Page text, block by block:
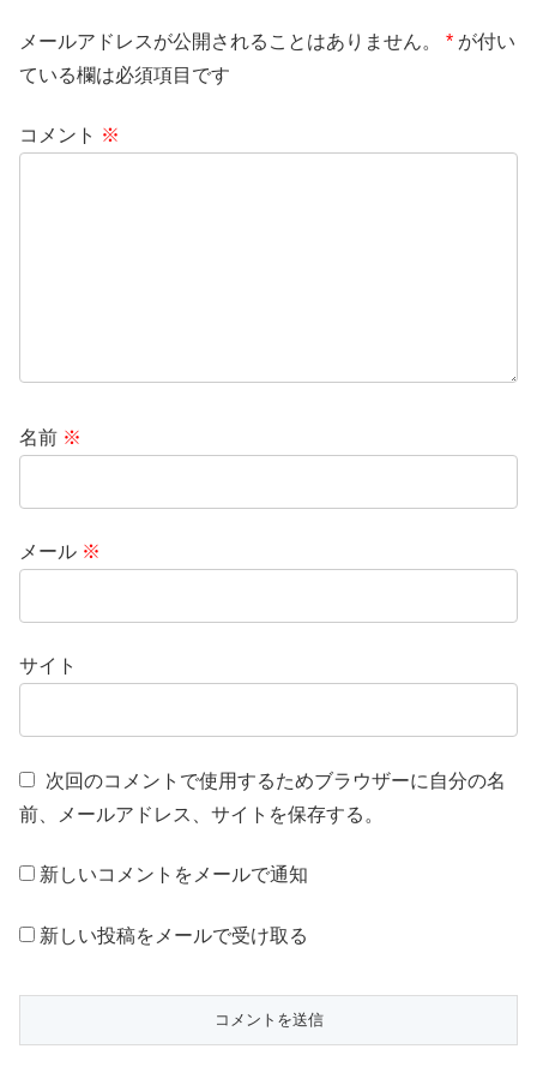
メールアドレスが公開されることはありません。 * が付い
ている欄は必須項目です
コメント ※
名前 ※
メール ※
サイト
次回のコメントで使用するためブラウザーに自分の名
前、メールアドレス、サイトを保存する。
新しいコメントをメールで通知
新しい投稿をメールで受け取る